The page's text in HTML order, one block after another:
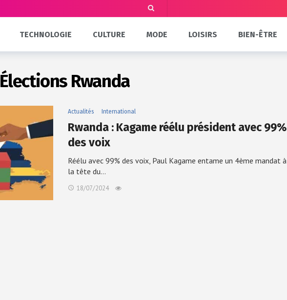
TECHNOLOGIE CULTURE MODE LOISIRS BIEN-ÊTRE
Élections Rwanda
Actualités International
Rwanda : Kagame réélu président avec 99%
des voix
Réélu avec 99% des voix, Paul Kagame entame un 4ème mandat à
la tête du…
18/07/2024